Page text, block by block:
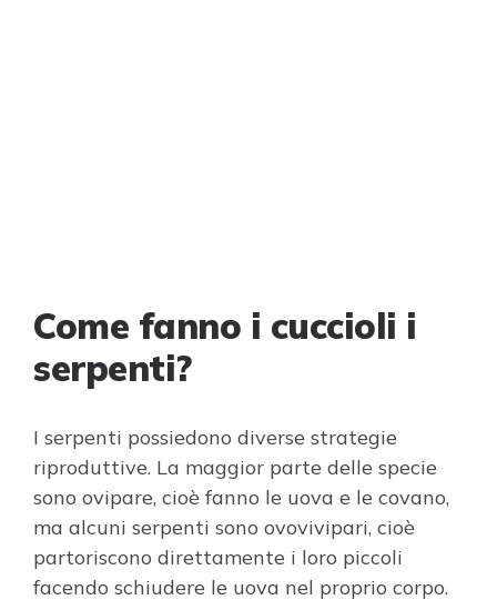
Come fanno i cuccioli i
serpenti?
I serpenti possiedono diverse strategie
riproduttive. La maggior parte delle specie
sono ovipare, cioè fanno le uova e le covano,
ma alcuni serpenti sono ovovivipari, cioè
partoriscono direttamente i loro piccoli
facendo schiudere le uova nel proprio corpo.